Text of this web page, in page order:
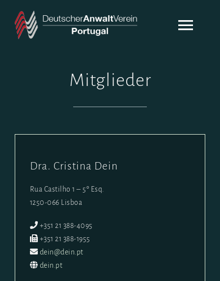
Inhalt
KONTAKT
Mitglieder
Dra. Cristina Dein
Rua Castilho 1 – 5º Esq.
1250-066 Lisboa
+351 21 388-4095
+351 21 388-1955
dein@dein.pt
dein.pt